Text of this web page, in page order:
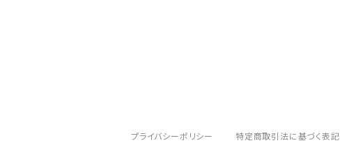
プライバシーポリシー 特定商取引法に基づく表記